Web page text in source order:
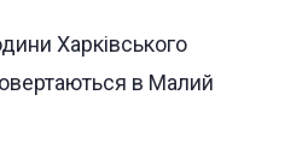
Харківського
в Малий